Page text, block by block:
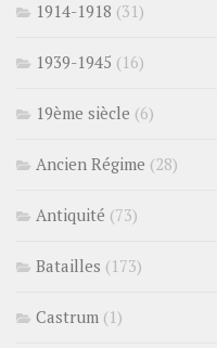
1914-1918 (31)
1939-1945 (16)
19ème siècle (6)
Ancien Régime (28)
Antiquité (73)
Batailles (173)
Castrum (1)